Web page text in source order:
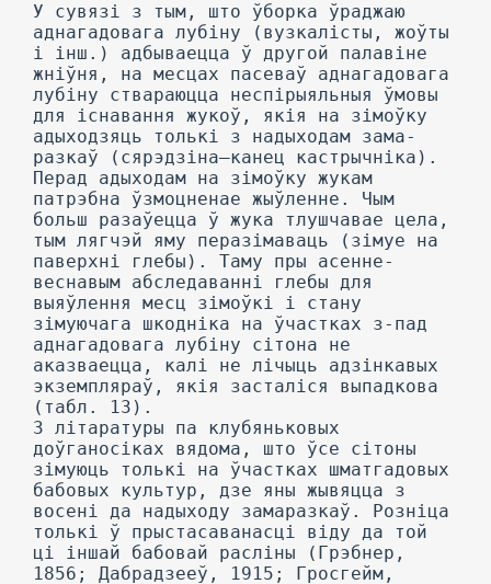
У сувязі з тым, што ўборка ўраджаю
аднагадовага лубіну (вузкалісты, жоўты
і інш.) адбываецца ў другой палавіне
жніўня, на месцах пасеваў аднагадовага
лубіну ствараюцца неспірыяльныя ўмовы
для існавання жукоў, якія на зімоўку
адыходзяць толькі з надыходам зама-
разкаў (сярэдзіна—канец кастрычніка).
Перад адыходам на зімоўку жукам
патрэбна ўзмоцненае жыўленне. Чым
больш разаўецца ў жука тлушчавае цела,
тым лягчэй яму перазімаваць (зімуе на
паверхні глебы). Таму пры асенне-
веснавым абследаванні глебы для
выяўлення месц зімоўкі і стану
зімуючага шкодніка на ўчастках з-пад
аднагадовага лубіну сітона не
аказваецца, калі не лічыць адзінкавых
экземпляраў, якія засталіся выпадкова
(табл. 13).
3 літаратуры па клубяньковых
доўганосіках вядома, што ўсе сітоны
зімуюць толькі на ўчастках шматгадовых
бабовых культур, дзе яны жывяцца з
восені да надыходу замаразкаў. Розніца
толькі ў прыстасаванасці віду да той
ці іншай бабовай расліны (Грэбнер,
1856; Дабрадзееў, 1915; Гросгейм,